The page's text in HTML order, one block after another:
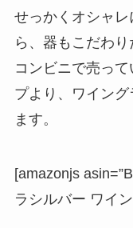
せっかくオシャ
ら、器もこだわり
コンビニで売っ
プより、ワイン
ます。
[amazonjs
ラシルバー ワイ